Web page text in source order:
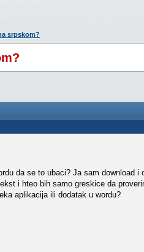
srpskom?
da se to ubaci? Ja sam download
i hteo bih samo greskice da
aplikacija ili dodatak u wordu?